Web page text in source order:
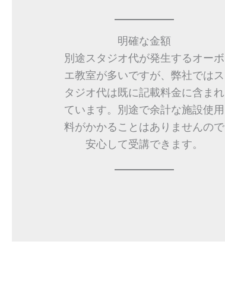
明確な金額
別途スタジオ代が発生するオーボ
エ教室が多いですが、弊社ではス
タジオ代は既に記載料金に含まれ
ています。別途で余計な施設使用
料がかかることはありませんので
安心して受講できます。